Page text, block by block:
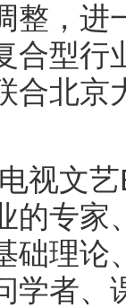
整，进
合型行
合北京
文艺
的专
础理论
学者